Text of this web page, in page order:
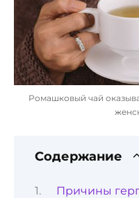
Ромашковый чай
Содержание
Причины